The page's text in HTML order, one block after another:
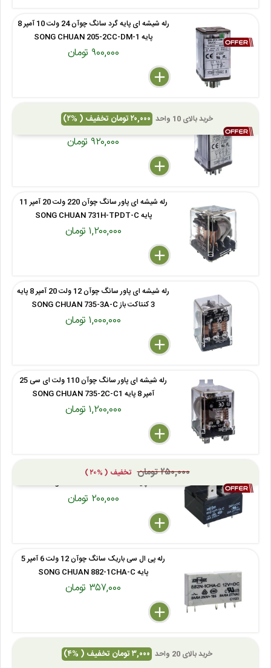
رله شیشه ای پایه گرد سانگ چوآن 24 ولت 10 آمپر 8
پایه SONG CHUAN 205-2CC-DM-1
۹۰۰,۰۰۰ تومان
delete
remove
add
11 پایه SONG CHUAN 205-3CC-DM-1
خرید بالای 10 واحد ۲۰,۰۰۰ تومان تخفیف ( %۲)
۹۲۰,۰۰۰ تومان
delete
remove
add
رله شیشه ای پاور سانگ چوآن 220 ولت 20 آمپر 11
پایه SONG CHUAN 731H-TPDT-C
۱,۲۰۰,۰۰۰ تومان
delete
remove
add
رله شیشه ای پاور سانگ چوآن 12 ولت 20 آمپر 8 پایه
3 کنتاکت باز SONG CHUAN 735-3A-C
۱,۰۰۰,۰۰۰ تومان
delete
remove
add
رله شیشه ای پاور سانگ چوآن 110 ولت ای سی 25
آمپر 8 پایه SONG CHUAN 735-2C-C1
۱,۲۰۰,۰۰۰ تومان
delete
remove
add
پایه Song Chuan 852-WP-1A-C
۲۵۰,۰۰۰ تومان تخفیف ( %۲۰ )
۲۰۰,۰۰۰ تومان
delete
remove
add
رله پی ال سی باریک سانگ چوآن 12 ولت 6 آمپر 5
پایه SONG CHUAN 882-1CHA-C
۳۵۷,۰۰۰ تومان
delete
remove
add
SONG CHUAN 307N-1AC-F-C
خرید بالای 20 واحد ۳,۰۰۰ تومان تخفیف ( %۴)